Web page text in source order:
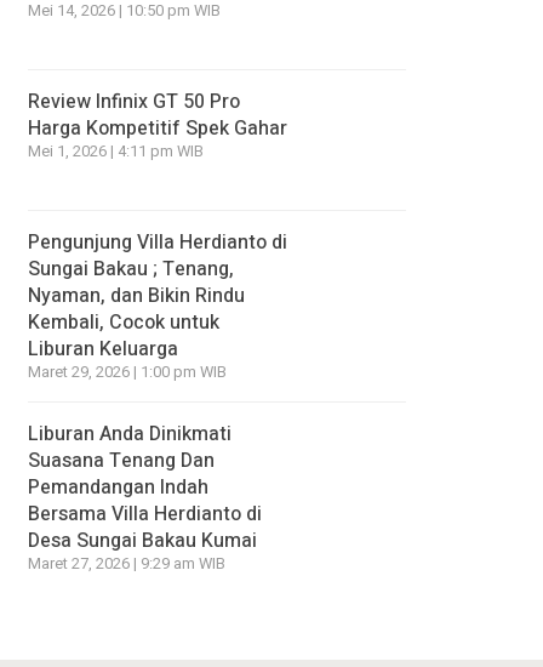
Mei 14, 2026 | 10:50 pm WIB
Review Infinix GT 50 Pro
Harga Kompetitif Spek Gahar
Mei 1, 2026 | 4:11 pm WIB
Pengunjung Villa Herdianto di
Sungai Bakau ; Tenang,
Nyaman, dan Bikin Rindu
Kembali, Cocok untuk
Liburan Keluarga
Maret 29, 2026 | 1:00 pm WIB
Liburan Anda Dinikmati
Suasana Tenang Dan
Pemandangan Indah
Bersama Villa Herdianto di
Desa Sungai Bakau Kumai
Maret 27, 2026 | 9:29 am WIB